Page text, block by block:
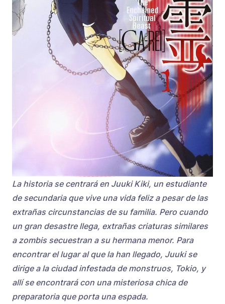
La historia se centrará en Juuki Kiki, un estudiante
de secundaria que vive una vida feliz a pesar de las
extrañas circunstancias de su familia. Pero cuando
un gran desastre llega, extrañas criaturas similares
a zombis secuestran a su hermana menor. Para
encontrar el lugar al que la han llegado, Juuki se
dirige a la ciudad infestada de monstruos, Tokio, y
allí se encontrará con una misteriosa chica de
preparatoria que porta una espada.